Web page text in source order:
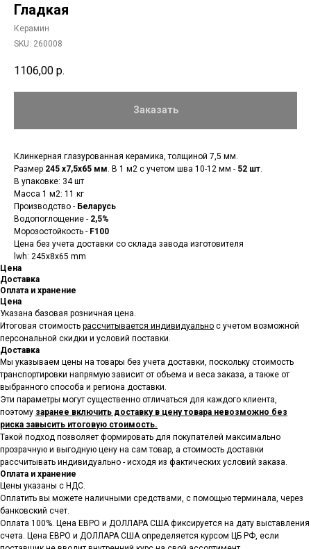
Гладкая
Керамин
SKU: 260008
1106,00 р.
Заказать
Клинкерная глазурованная керамика, толщиной 7,5 мм.
Размер 245 x7,5x65 мм . В 1 м2 с учетом шва 10-12 мм - 52 шт
В упаковке: 34 шт
Масса 1 м2: 11 кг
Производство - Беларусь
Водопоглощение - 2,5%
Морозостойкость - F100
Цена без учета доставки со склада завода изготовителя
lwh: 245x8x65 mm
Цена
Доставка
Оплата и хранение
Цена
Указана базовая розничная цена.
Итоговая стоимость рассчитывается индивидуально с учетом возможной
персональной скидки и условий поставки.
Доставка
Мы указываем цены на товары без учета доставки, поскольку стоимость
транспортировки напрямую зависит от объема и веса заказа, а также от
выбранного способа и региона доставки.
Эти параметры могут существенно отличаться для каждого клиента,
поэтому заранее включить доставку в цену товара невозможно без
риска завысить итоговую стоимость.
Такой подход позволяет формировать для покупателей максимально
прозрачную и выгодную цену на сам товар, а стоимость доставки
рассчитывать индивидуально - исходя из фактических условий заказа.
Оплата и хранение
Цены указаны с НДС.
Оплатить вы можете наличными средствами, с помощью терминала, через
банковский счет.
Оплата 100%. Цена ЕВРО и ДОЛЛАРА США фиксируется на дату выставления
счета. Цена ЕВРО и ДОЛЛАРА США определяется курсом ЦБ РФ, если